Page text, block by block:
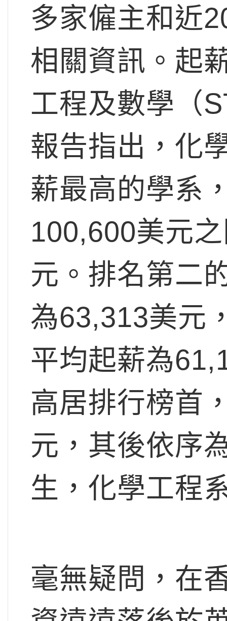
多家僱主和近
相關資訊。起
工程及數學（
報告指出，化
薪最高的學系
100,600美元
元。排名第二
為63,313美元
平均起薪為
高居排行榜首
元，其後依序
生，化學工程
毫無疑問，在